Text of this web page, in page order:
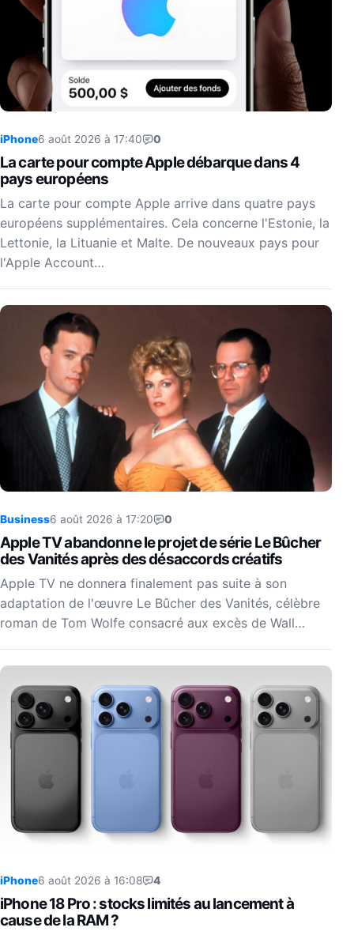
iPhone6 août 2026 à 17:40 0
La carte pour compte Apple débarque dans 4
pays européens
La carte pour compte Apple arrive dans quatre pays
européens supplémentaires. Cela concerne l'Estonie, la
Lettonie, la Lituanie et Malte. De nouveaux pays pour
l'Apple Account…
Business6 août 2026 à 17:20 0
Apple TV abandonne le projet de série Le Bûcher
des Vanités après des désaccords créatifs
Apple TV ne donnera finalement pas suite à son
adaptation de l'œuvre Le Bûcher des Vanités, célèbre
roman de Tom Wolfe consacré aux excès de Wall…
iPhone6 août 2026 à 16:08 4
iPhone 18 Pro : stocks limités au lancement à
cause de la RAM ?